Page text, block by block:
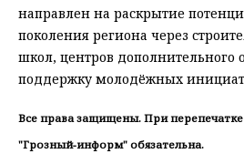
направлен на раскрытие
поколения региона через
школ, центров дополнительного
поддержку молодёжных
Все права защищены. При
"Грозный-информ" обязательна.